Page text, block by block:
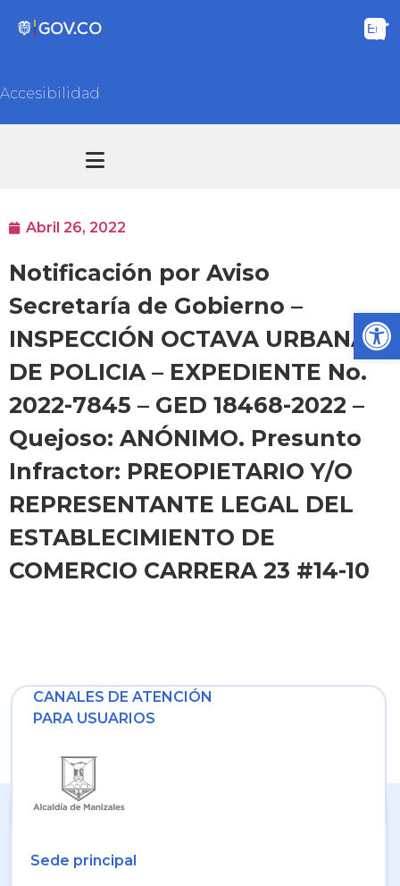
Accesibilidad
Abril 26, 2022
Notificación por Aviso
Secretaría de Gobierno –
INSPECCIÓN OCTAVA URBANA
DE POLICIA – EXPEDIENTE No.
2022-7845 – GED 18468-2022 –
Quejoso: ANÓNIMO. Presunto
Infractor: PREOPIETARIO Y/O
REPRESENTANTE LEGAL DEL
ESTABLECIMIENTO DE
COMERCIO CARRERA 23 #14-10
CANALES DE ATENCIÓN
PARA USUARIOS
Sede principal